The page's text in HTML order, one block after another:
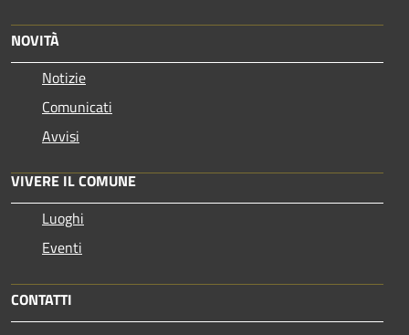
NOVITÀ
Notizie
Comunicati
Avvisi
VIVERE IL COMUNE
Luoghi
Eventi
CONTATTI